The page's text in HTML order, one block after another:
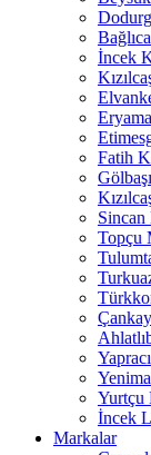
İncek
Fatih
Topçu
Yurtçu
İncek
Markalar